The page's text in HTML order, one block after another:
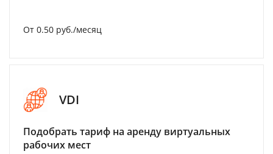
От 0.50 руб./месяц
VDI
Подобрать тариф на аренду виртуальных
рабочих мест